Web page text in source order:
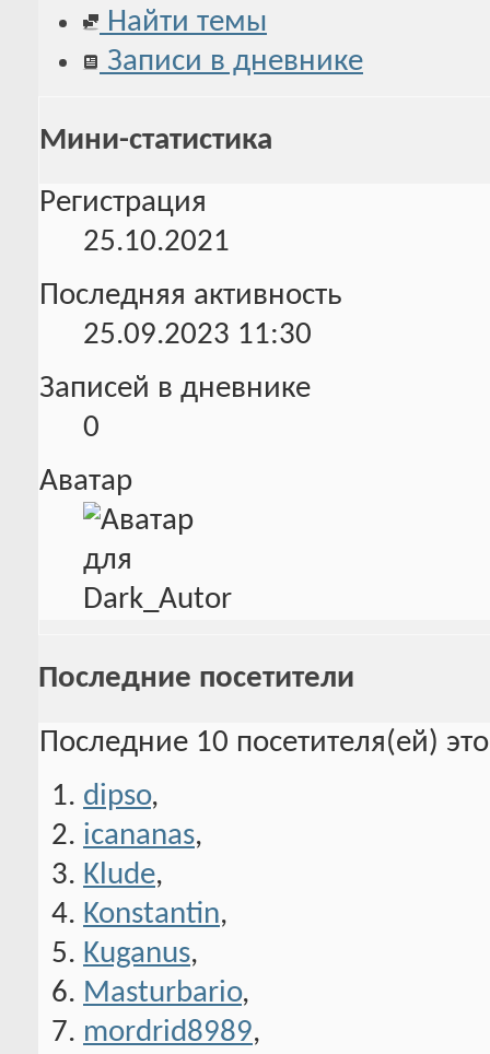
Найти темы
Записи в дневнике
Мини-статистика
Регистрация
25.10.2021
Последняя активность
25.09.2023 11:30
Записей в дневнике
0
Аватар
Последние посетители
Последние 10 посетителя(ей)
dipso,
icananas,
Klude,
Konstantin,
Kuganus,
Masturbario,
mordrid8989,